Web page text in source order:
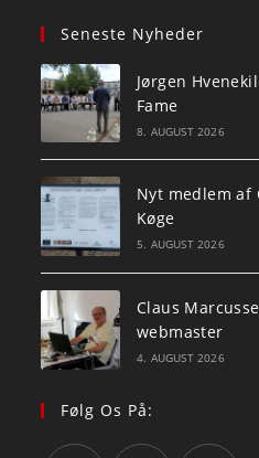
Seneste Nyheder
Jørgen
Fame
8. AUGUST 2026
Nyt medlem af
Køge
5. AUGUST 2026
Claus
webmaster
4. AUGUST 2026
Følg Os På: